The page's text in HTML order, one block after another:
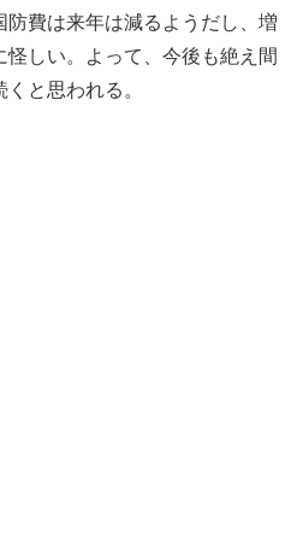
費は来年は減るようだし、増
しい。よって、今後も絶え間
と思われる。